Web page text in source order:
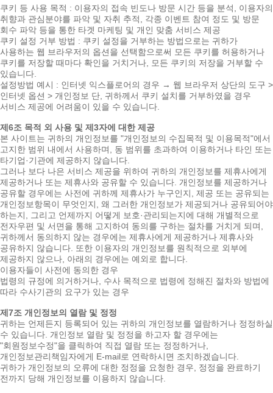
쿠키 등 사용 목적 : 이용자의 접속 빈도나 방문 시간 등을 분석, 이용자의
취향과 관심분야를 파악 및 자취 추적, 각종 이벤트 참여 정도 및 방문
회수 파악 등을 통한 타겟 마케팅 및 개인 맞춤 서비스 제공
쿠키 설정 거부 방법 : 쿠키 설정을 거부하는 방법으로는 귀하가
사용하는 웹 브라우저의 옵션을 선택함으로써 모든 쿠키를 허용하거나
쿠키를 저장할 때마다 확인을 거치거나, 모든 쿠키의 저장을 거부할 수
있습니다.
설정방법 예시 : 인터넷 익스플로어의 경우 → 웹 브라우저 상단의 도구 >
인터넷 옵션 > 개인정보 단, 귀하께서 쿠키 설치를 거부하였을 경우
서비스 제공에 어려움이 있을 수 있습니다.
제6조 목적 외 사용 및 제3자에 대한 제공
본 사이트는 귀하의 개인정보를 "개인정보의 수집목적 및 이용목적"에서
고지한 범위 내에서 사용하며, 동 범위를 초과하여 이용하거나 타인 또는
타기업·기관에 제공하지 않습니다.
그러나 보다 나은 서비스 제공을 위하여 귀하의 개인정보를 제휴사에게
제공하거나 또는 제휴사와 공유할 수 있습니다. 개인정보를 제공하거나
공유할 경우에는 사전에 귀하께 제휴사가 누구인지, 제공 또는 공유되는
개인정보항목이 무엇인지, 왜 그러한 개인정보가 제공되거나 공유되어야
하는지, 그리고 언제까지 어떻게 보호·관리되는지에 대해 개별적으로
전자우편 및 서면을 통해 고지하여 동의를 구하는 절차를 거치게 되며,
귀하께서 동의하지 않는 경우에는 제휴사에게 제공하거나 제휴사와
공유하지 않습니다. 또한 이용자의 개인정보를 원칙적으로 외부에
제공하지 않으나, 아래의 경우에는 예외로 합니다.
이용자들이 사전에 동의한 경우
법령의 규정에 의거하거나, 수사 목적으로 법령에 정해진 절차와 방법에
따라 수사기관의 요구가 있는 경우
제7조 개인정보의 열람 및 정정
귀하는 언제든지 등록되어 있는 귀하의 개인정보를 열람하거나 정정하실
수 있습니다. 개인정보 열람 및 정정을 하고자 할 경우에는
"회원정보수정"을 클릭하여 직접 열람 또는 정정하거나,
개인정보관리책임자에게 E-mail로 연락하시면 조치하겠습니다.
귀하가 개인정보의 오류에 대한 정정을 요청한 경우, 정정을 완료하기
전까지 당해 개인정보를 이용하지 않습니다.